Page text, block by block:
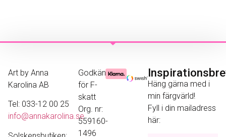
Art by Anna
Karolina AB
Tel: 033-12 00 25
info@annakarolina.se
Godkänd
för F-
skatt
Org. nr:
559160-
1496
Häng gärna med i
min färgvärld!
Fyll i din mailadress
här: